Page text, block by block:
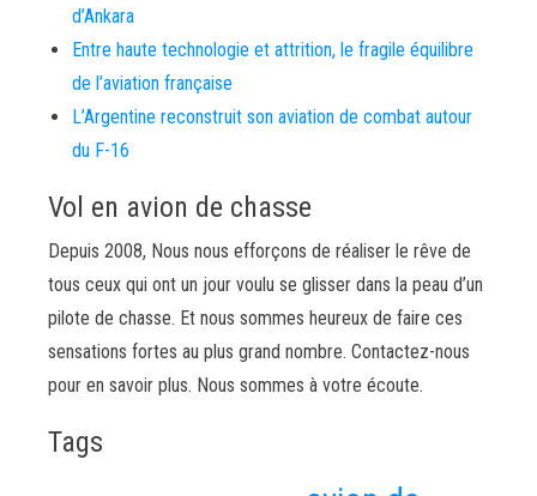
d’Ankara
Entre haute technologie et attrition, le fragile équilibre
de l’aviation française
L’Argentine reconstruit son aviation de combat autour
du F-16
Vol en avion de chasse
Depuis 2008, Nous nous efforçons de réaliser le rêve de
tous ceux qui ont un jour voulu se glisser dans la peau d’un
pilote de chasse. Et nous sommes heureux de faire ces
sensations fortes au plus grand nombre. Contactez-nous
pour en savoir plus. Nous sommes à votre écoute.
Tags